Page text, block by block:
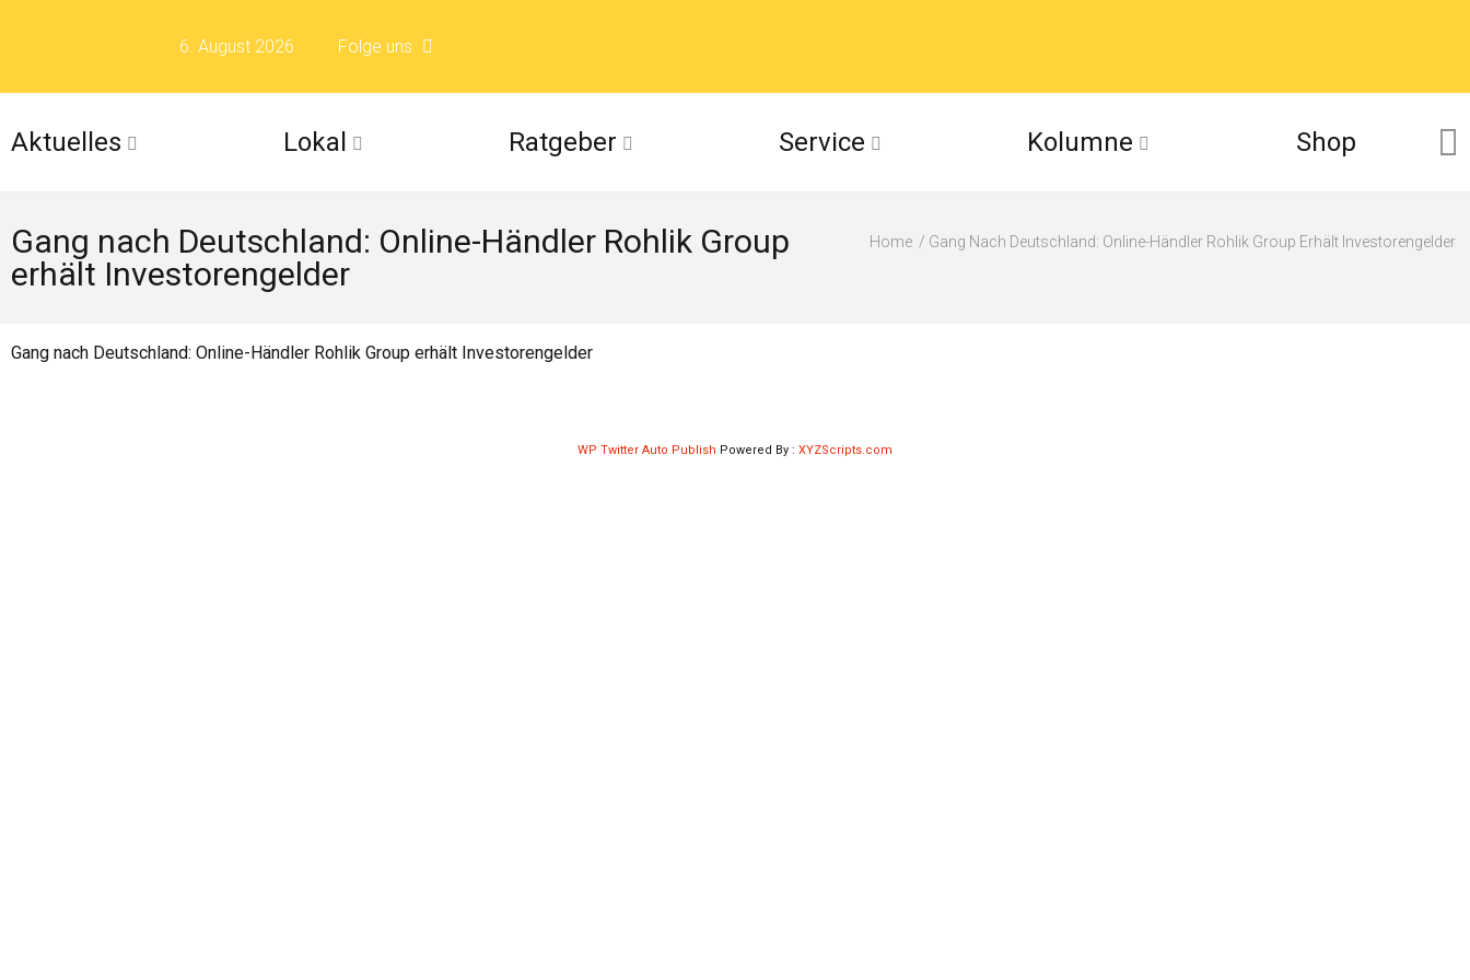
6. August 2026 Folge uns
Folge uns auf Flickr
Aktuelles Lokal Ratgeber Service Kolumne Shop
Gang nach Deutschland: Online-Händler Rohlik Group
erhält Investorengelder
Home Gang Nach Deutschland: Online-Händler Rohlik Group Erhält Investorengelder
Gang nach Deutschland: Online-Händler Rohlik Group erhält Investorengelder
WP Twitter Auto Publish Powered By : XYZScripts.com